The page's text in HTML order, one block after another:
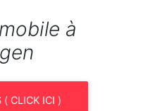
à
( CLICK ICI )